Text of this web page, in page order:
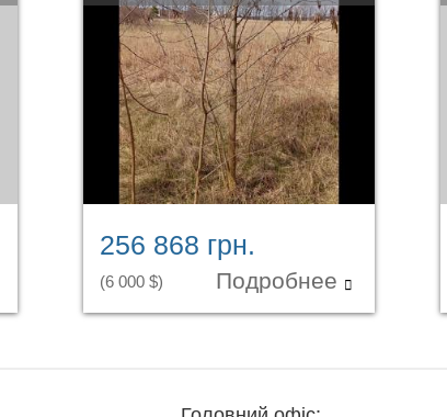
256 868 грн.
(6 000 $) Подробнее